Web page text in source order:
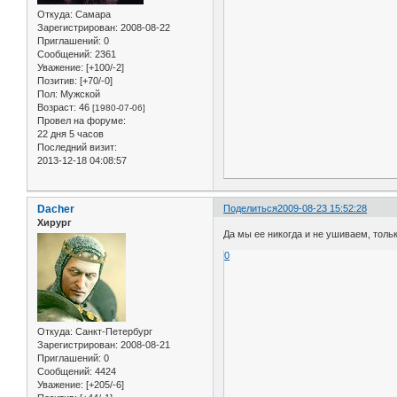
Откуда: Самара
Зарегистрирован: 2008-08-22
Приглашений: 0
Сообщений: 2361
Уважение: [+100/-2]
Позитив: [+70/-0]
Пол: Мужской
Возраст: 46 [1980-07-06]
Провел на форуме:
22 дня 5 часов
Последний визит:
2013-12-18 04:08:57
Поделиться2009-08-23 15:52:28
Dacher
Хирург
Откуда: Санкт-Петербург
Зарегистрирован: 2008-08-21
Приглашений: 0
Сообщений: 4424
Уважение: [+205/-6]
Да мы ее никогда и не ушиваем,
0